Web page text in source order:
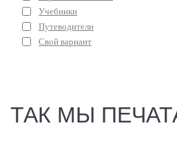
Учебники
Путеводители
Свой вариант
ТАК МЫ